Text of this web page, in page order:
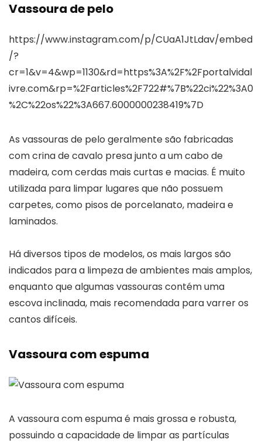
Vassoura de pelo
https://www.instagram.com/p/CUaA1JtLdav/embed
/?
cr=1&v=4&wp=1130&rd=https%3A%2F%2Fportalvidal
ivre.com&rp=%2Farticles%2F722#%7B%22ci%22%3A0
%2C%22os%22%3A667.6000000238419%7D
As vassouras de pelo geralmente são fabricadas
com crina de cavalo presa junto a um cabo de
madeira, com cerdas mais curtas e macias. É muito
utilizada para limpar lugares que não possuem
carpetes, como pisos de porcelanato, madeira e
laminados.
Há diversos tipos de modelos, os mais largos são
indicados para a limpeza de ambientes mais amplos,
enquanto que algumas vassouras contém uma
escova inclinada, mais recomendada para varrer os
cantos difíceis.
Vassoura com espuma
A vassoura com espuma é mais grossa e robusta,
possuindo a capacidade de limpar as partículas